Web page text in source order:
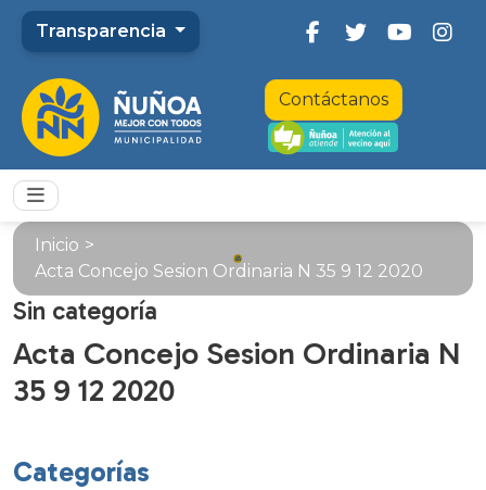
Transparencia
Contáctanos
Inicio >
Acta Concejo Sesion Ordinaria N 35 9 12 2020
Sin categoría
Acta Concejo Sesion Ordinaria N
35 9 12 2020
Categorías